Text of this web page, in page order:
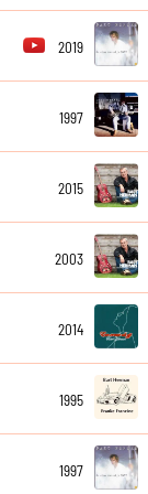
2019
1997
2015
2003
2014
1995
1997